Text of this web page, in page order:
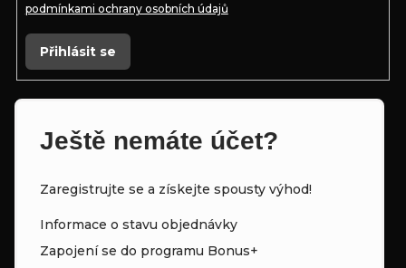
podmínkami ochrany osobních údajů
Přihlásit se
Ještě nemáte účet?
Zaregistrujte se a získejte spousty výhod!
Informace o stavu objednávky
Zapojení se do programu Bonus+